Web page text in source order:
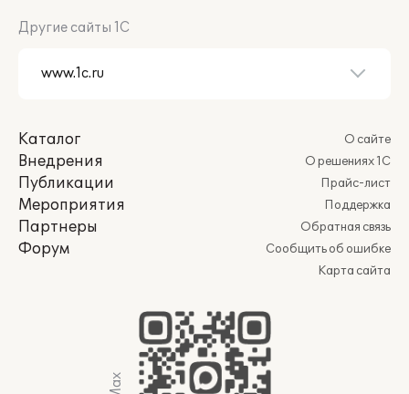
Другие сайты 1С
Каталог
Внедрения
Публикации
Мероприятия
Партнеры
Форум
О сайте
О решениях 1С
Прайс-лист
Поддержка
Обратная связь
Сообщить об ошибке
Карта сайта